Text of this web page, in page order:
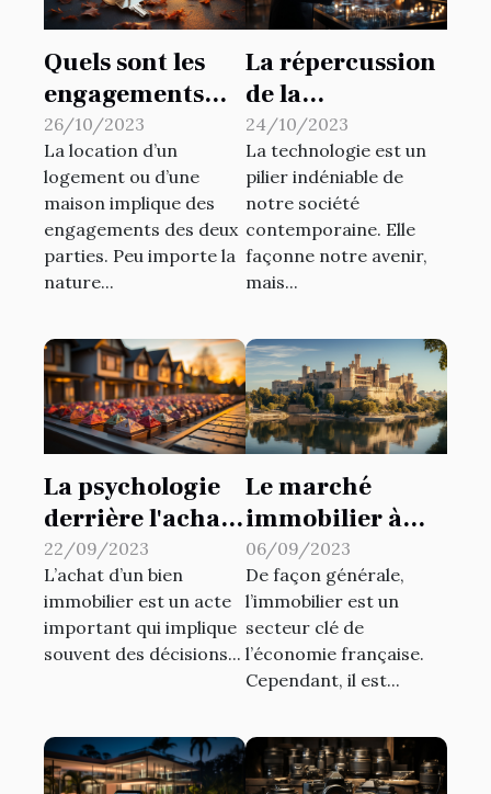
Quels sont les
engagements
qu’un
propriétaire
bailleur doit
honorer ?
26/10/2023
La location d’un
logement ou d’une
maison implique des
engagements des deux
parties. Peu importe la
nature...
La répercussion
de la
technologie
dans la gestion
d'une entreprise
24/10/2023
La technologie est un
pilier indéniable de
notre société
contemporaine. Elle
façonne notre avenir,
mais...
La psychologie
derrière l'achat
de biens
immobiliers
22/09/2023
L’achat d’un bien
immobilier est un acte
important qui implique
souvent des décisions...
Le marché
immobilier à
Avignon: une
analyse
économique
06/09/2023
De façon générale,
l’immobilier est un
secteur clé de
l’économie française.
Cependant, il est...